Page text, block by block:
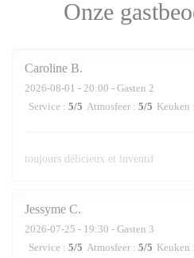
Onze
Caroline B
2026-08-01 - 20:00 - Gasten 2
Service : 5/5 Atmosfeer : 5/5 Keuken :
toujours délicieux et inventif
Jessyme C
2026-07-25 - 19:30 - Gasten 3
Service : 5/5 Atmosfeer : 5/5 Keuken :